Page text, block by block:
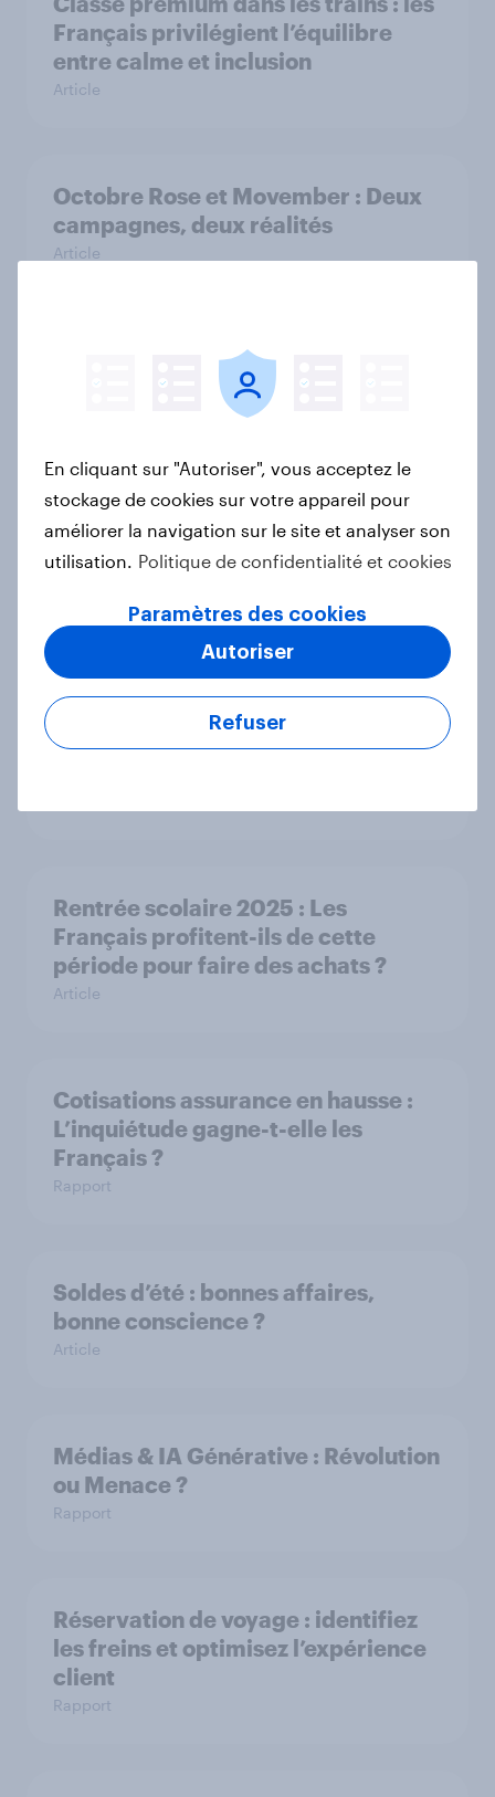
Français privilégient l’équilibre
entre calme et inclusion
Article
Octobre Rose et Movember : Deux
campagnes, deux réalités
Article
Le marché automobile français en
2025 : intentions, perceptions et
Découvrez les comportements et
attentes des jeunes générations en
Article
Voitures électriques : entre envie et
Rentrée scolaire 2025 : Les
Français profitent-ils de cette
période pour faire des achats ?
Article
Cotisations assurance en hausse :
L’inquiétude gagne-t-elle les
Français ?
Rapport
Soldes d’été : bonnes affaires,
bonne conscience ?
Article
Médias & IA Générative : Révolution
ou Menace ?
Rapport
Réservation de voyage : identifiez
les freins et optimisez l’expérience
client
Rapport
En cliquant sur "Autoriser", vous acceptez le
stockage de cookies sur votre appareil pour
améliorer la navigation sur le site et analyser son
utilisation.
Politique de confidentialité et cookies
Paramètres des cookies
Refuser
Autoriser